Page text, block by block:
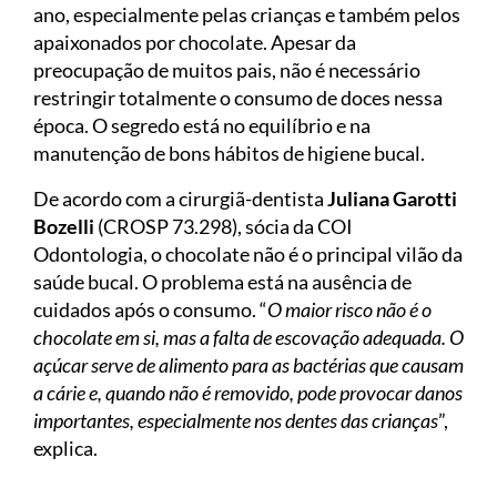
ano, especialmente pelas crianças e também pelos
apaixonados por chocolate. Apesar da
preocupação de muitos pais, não é necessário
restringir totalmente o consumo de doces nessa
época. O segredo está no equilíbrio e na
manutenção de bons hábitos de higiene bucal.
De acordo com a cirurgiã-dentistaJuliana Garotti
Bozelli (CROSP 73.298), sócia da COI
Odontologia, o chocolate não é o principal vilão da
saúde bucal. O problema está na ausência de
cuidados após o consumo. “O maior risco não é o
chocolate em si, mas a falta de escovação adequada. O
açúcar serve de alimento para as bactérias que causam
a cárie e, quando não é removido, pode provocar danos
importantes, especialmente nos dentes das crianças”,
explica.